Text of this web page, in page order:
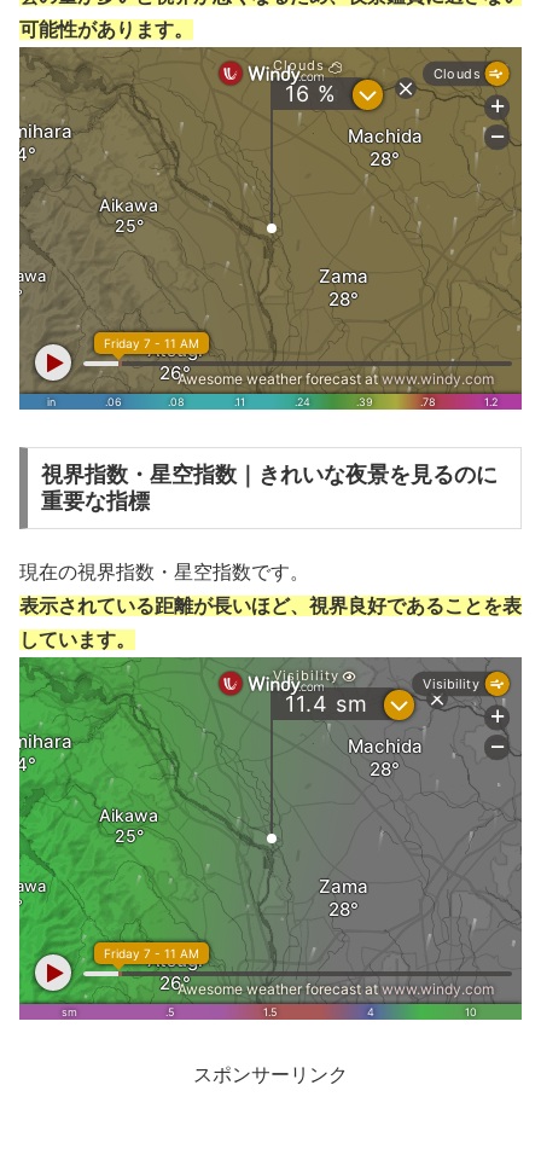
可能性があります。
視界指数・星空指数｜きれいな夜景を見るのに
重要な指標
現在の視界指数・星空指数です。
表示されている距離が長いほど、視界良好であることを表
しています。
スポンサーリンク